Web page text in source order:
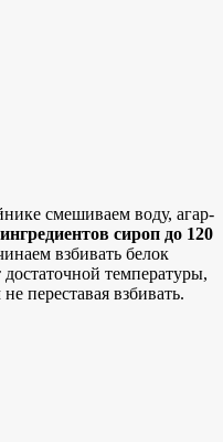
смешиваем воду, агар-
сироп до 120
взбивать белок
температуры,
переставая взбивать.